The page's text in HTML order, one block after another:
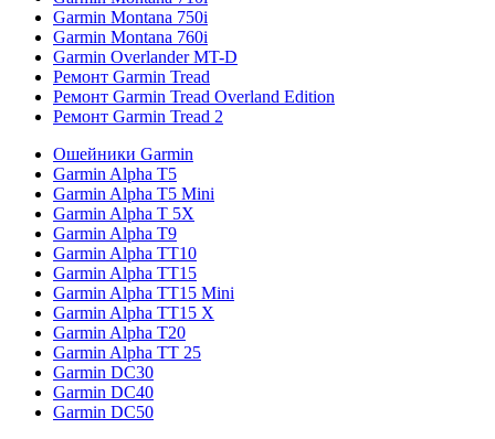
Garmin Montana 750i
Garmin Montana 760i
Garmin Overlander MT-D
Ремонт Garmin Tread
Ремонт Garmin Tread Overland Edition
Ремонт Garmin Tread 2
Ошейники Garmin
Garmin Alpha T5
Garmin Alpha T5 Mini
Garmin Alpha T 5X
Garmin Alpha T9
Garmin Alpha TT10
Garmin Alpha TT15
Garmin Alpha TT15 Mini
Garmin Alpha TT15 X
Garmin Alpha T20
Garmin Alpha TT 25
Garmin DC30
Garmin DC40
Garmin DC50